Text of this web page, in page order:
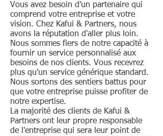
comme les personnes morales
peuvent être actionnaires d'une
SA. L'Acte uniforme laisse une
assez grande liberté en permettant
aux SA de créer d'autres types de
valeurs mobilières que les actions,
à savoir les obligations et les
valeurs mobilières hybrides. La
décision d'augmenter le capital
social d'une SA ne peut être prise
qu'en assemblée générale
Vous avez besoin d'un partenaire qui
comprend votre entreprise et votre
vision. Chez Kafui & Partners, nous
avons la réputation d'aller plus loin.
Nous sommes fiers de notre capacité à
fournir un service personnalisé aux
besoins de nos clients. Vous recevrez
plus qu'un service générique standard.
Nous sortons des sentiers battus pour
que votre entreprise puisse profiter de
notre expertise.
La majorité des clients de Kafui &
Partners ont leur propre responsable
de l'entreprise qui sera leur point de